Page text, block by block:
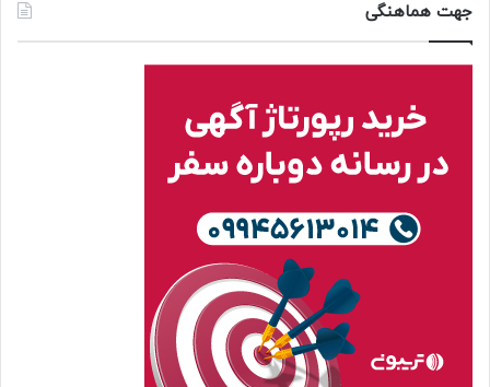
جهت هماهنگی